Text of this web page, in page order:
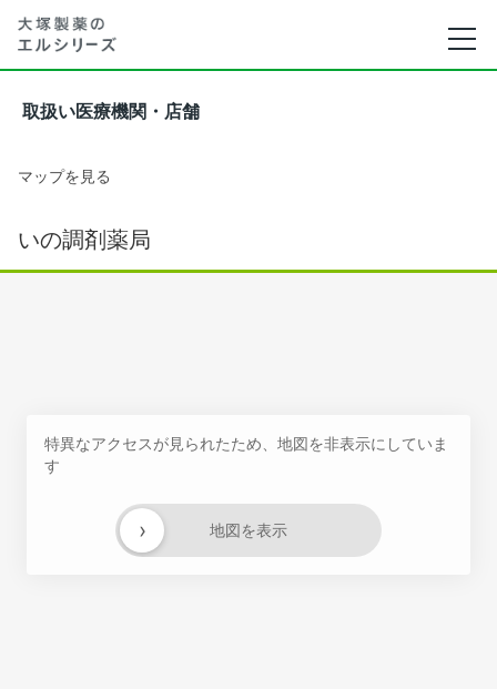
取扱い医療機関・店舗
マップを見る
いの調剤薬局
特異なアクセスが見られたため、地図を非表示にしていま
す
地図を表示
›